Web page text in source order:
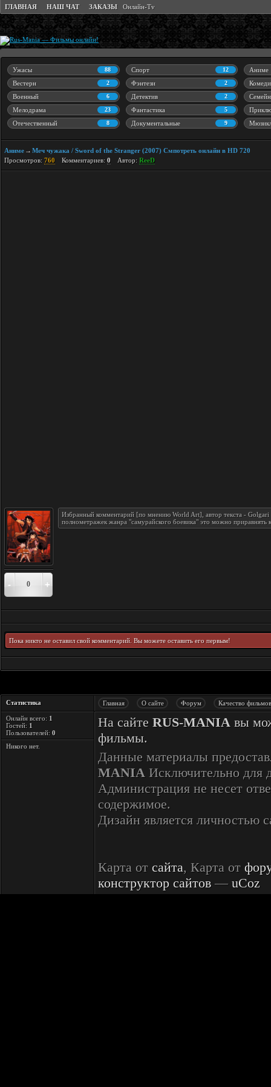
ГЛАВНАЯ НАШ ЧАТ ЗАКАЗЫ Онлайн-Tv
88
Ужасы 12
Спорт Аниме
2
Вестерн 2
Фэнтези
6
Военный 2
Детектив
23
Мелодрама 5
Фантастика
8
Отечественный 9
Документальные
Аниме → Меч чужака / Sword of the Stranger (2007) Смпотреть онлайн в HD 720
Просмотров: 760 Комментариев: 0 Автор: ReeD
- 0 +
Избранный комментарий [по мнению World Art], автор текста - Golgari
полнометражек жанра "самурайского боевика" это можно приравнять
Пока никто не оставил свой комментарий. Вы можете оставить его первым!
Статистика Главная О сайте Форум Качество фильмов
Онлайн всего: 1
Гостей: 1
Пользователей: 0
Никого нет.
На сайте RUS-MANIA вы
фильмы.
Данные материалы
MANIA Исключительно для
Администрация не несет
содержимое.
Дизайн является личностью
Карта от сайта, Карта от
конструктор сайтов — uCoz